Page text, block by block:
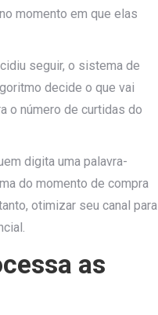
momento em que elas
seguir, o sistema de
decide o que vai
o número de curtidas do
digita uma palavra-
do momento de compra
otimizar seu canal para
as